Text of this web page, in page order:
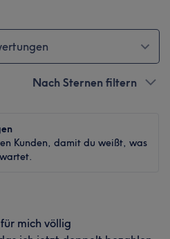
Nach Sternen filtern
Kunden, damit du weißt, was
mich völlig